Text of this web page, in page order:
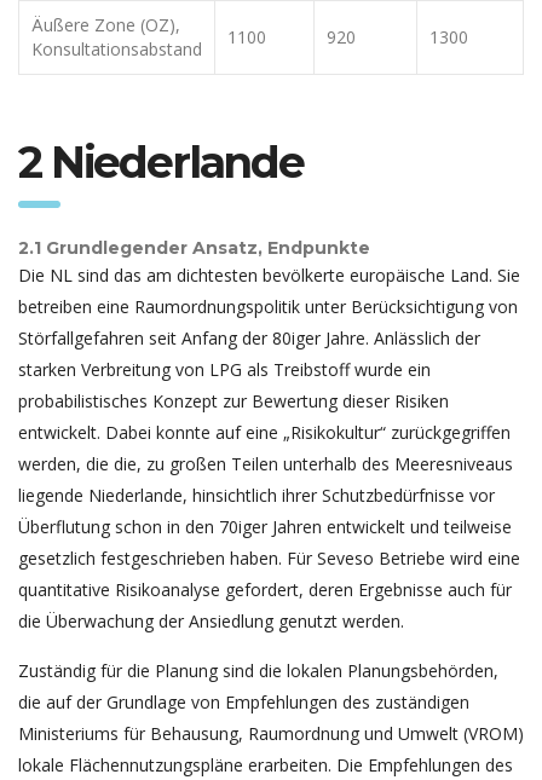
Äußere Zone (OZ),
Konsultationsabstand
1100 920 1300
2 Niederlande
2.1 Grundlegender Ansatz, Endpunkte
Die NL sind das am dichtesten bevölkerte europäische Land. Sie
betreiben eine Raumordnungspolitik unter Berücksichtigung von
Störfallgefahren seit Anfang der 80iger Jahre. Anlässlich der
starken Verbreitung von LPG als Treibstoff wurde ein
probabilistisches Konzept zur Bewertung dieser Risiken
entwickelt. Dabei konnte auf eine „Risikokultur“ zurückgegriffen
werden, die die, zu großen Teilen unterhalb des Meeresniveaus
liegende Niederlande, hinsichtlich ihrer Schutzbedürfnisse vor
Überflutung schon in den 70iger Jahren entwickelt und teilweise
gesetzlich festgeschrieben haben. Für Seveso Betriebe wird eine
quantitative Risikoanalyse gefordert, deren Ergebnisse auch für
die Überwachung der Ansiedlung genutzt werden.
Zuständig für die Planung sind die lokalen Planungsbehörden,
die auf der Grundlage von Empfehlungen des zuständigen
Ministeriums für Behausung, Raumordnung und Umwelt (VROM)
lokale Flächennutzungspläne erarbeiten. Die Empfehlungen des